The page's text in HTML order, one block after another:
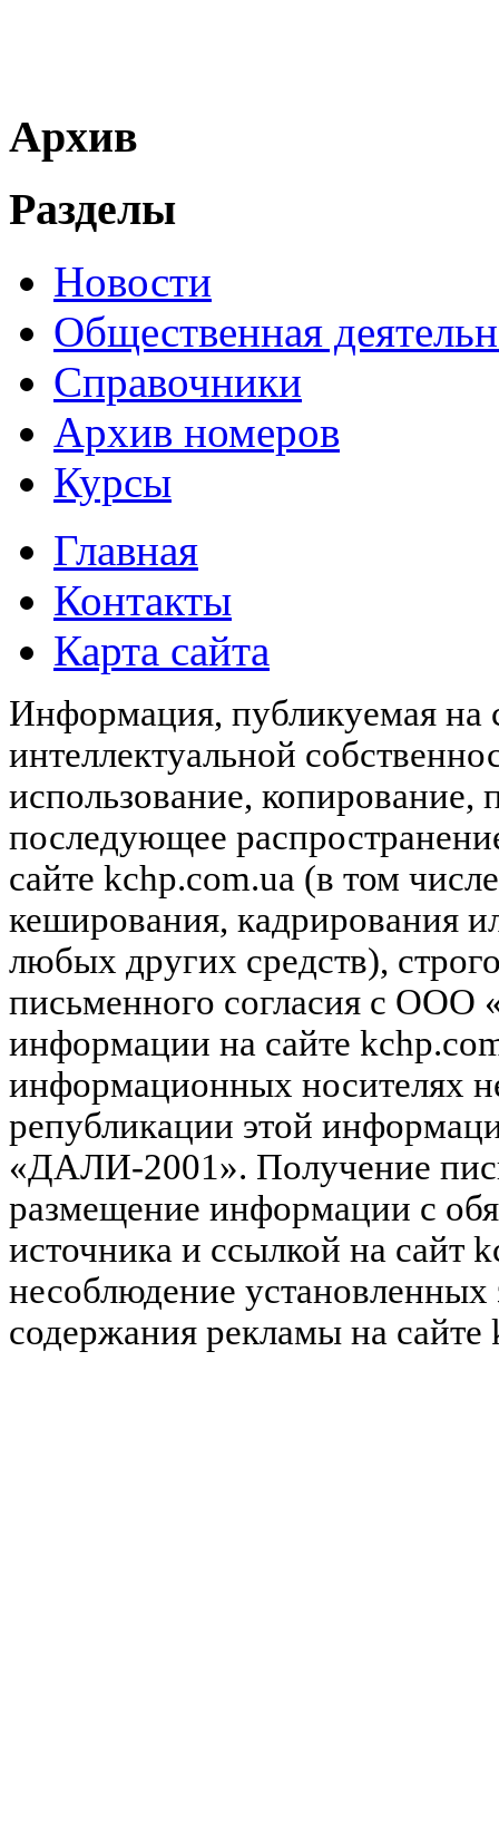
Архив
Разделы
Новости
Общественная
Справочники
Архив номеров
Курсы
Главная
Контакты
Карта сайта
Информация, публикуемая на
интеллектуальной
использование, копирование,
последующее
сайте kchp.com.ua (в том
кеширования, кадрирования
любых других средств),
письменного согласия с
информации на сайте
информационных носителях
републикации этой
«ДАЛИ-2001». Получение
размещение информации с
источника и ссылкой на сайт
несоблюдение установленных
содержания рекламы на сайте